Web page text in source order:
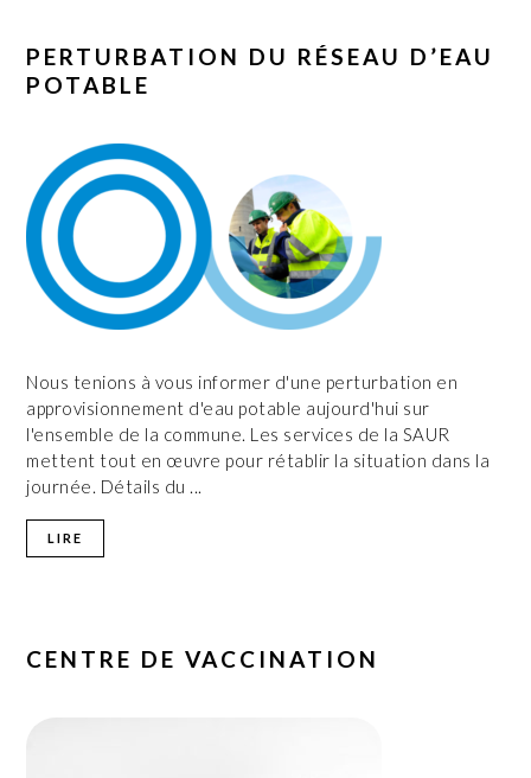
PERTURBATION DU RÉSEAU D’EAU
POTABLE
Nous tenions à vous informer d'une perturbation en
approvisionnement d'eau potable aujourd'hui sur
l'ensemble de la commune. Les services de la SAUR
mettent tout en œuvre pour rétablir la situation dans la
journée. Détails du ...
LIRE
CENTRE DE VACCINATION